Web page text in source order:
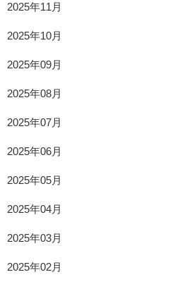
2025年11月
2025年10月
2025年09月
2025年08月
2025年07月
2025年06月
2025年05月
2025年04月
2025年03月
2025年02月